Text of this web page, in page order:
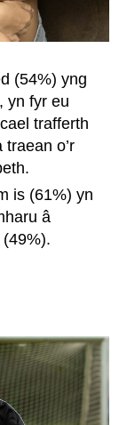
(54%) yng
yn fyr eu
trafferth
o’r
is (61%) yn
â